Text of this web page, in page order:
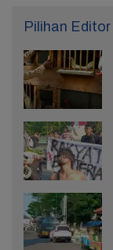
Pilihan Editor